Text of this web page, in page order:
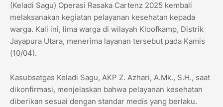
(Keladi Sagu) Operasi Rasaka Cartenz 2025 kembali
melaksanakan kegiatan pelayanan kesehatan kepada
warga. Kali ini, lima warga di wilayah Kloofkamp, Distrik
Jayapura Utara, menerima layanan tersebut pada Kamis
(10/04).
Kasubsatgas Keladi Sagu, AKP Z. Azhari, A.Mk., S.H., saat
dikonfirmasi, menjelaskan bahwa pelayanan kesehatan
diberikan sesuai dengan standar medis yang berlaku.